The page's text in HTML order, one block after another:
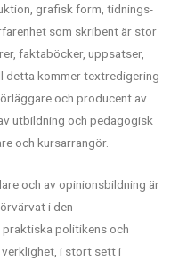
grafisk form, tidnings-
som skribent är stor
faktaböcker, uppsatser,
detta kommer textredigering
och producent av
utbildning och pedagogisk
och kursarrangör.
och av opinionsbildning är
i den
politikens och
i stort sett i